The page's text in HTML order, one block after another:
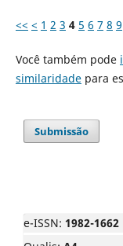
<< < 1 2 3 4 5 6 7 8 9
Você também pode
similaridadepara
Submissão
e-ISSN: 1982-1662